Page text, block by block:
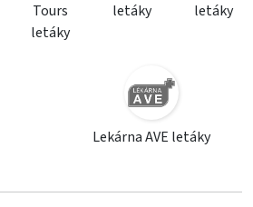
Tours
letáky
letáky
letáky
Lekárna AVE letáky